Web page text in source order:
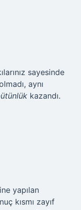
sayesinde
aynı
kazandı.
yapılan
kısmı zayıf